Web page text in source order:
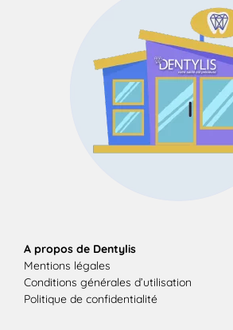
A propos de Dentylis
Mentions légales
Conditions générales d’utilisation
Politique de confidentialité